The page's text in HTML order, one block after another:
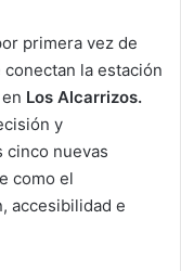
primera vez de
la estación
Los Alcarrizos.
y
cinco nuevas
como el
accesibilidad e